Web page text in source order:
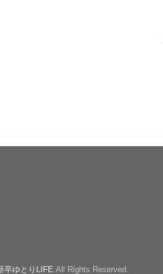
卒ゆとりLIFE.All Rights Reserved.